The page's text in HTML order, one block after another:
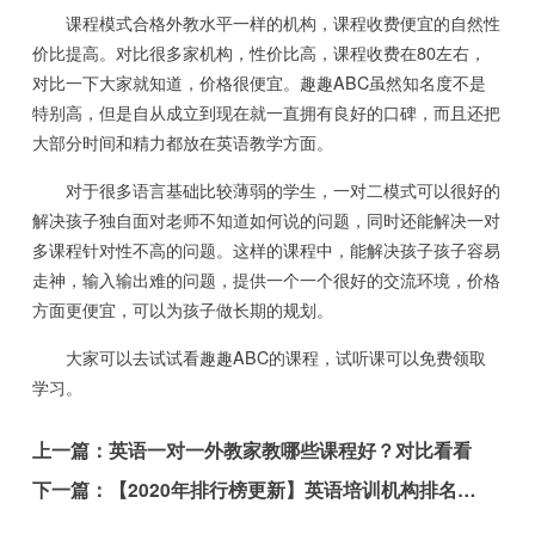
课程模式合格外教水平一样的机构，课程收费便宜的自然性
价比提高。对比很多家机构，性价比高，课程收费在80左右，
对比一下大家就知道，价格很便宜。趣趣ABC虽然知名度不是
特别高，但是自从成立到现在就一直拥有良好的口碑，而且还把
大部分时间和精力都放在英语教学方面。
对于很多语言基础比较薄弱的学生，一对二模式可以很好的
解决孩子独自面对老师不知道如何说的问题，同时还能解决一对
多课程针对性不高的问题。这样的课程中，能解决孩子孩子容易
走神，输入输出难的问题，提供一个一个很好的交流环境，价格
方面更便宜，可以为孩子做长期的规划。
大家可以去试试看趣趣ABC的课程，试听课可以免费领取
学习。
上一篇：英语一对一外教家教哪些课程好？对比看看
下一篇：
【2020年排行榜更新】英语培训机构排名前十